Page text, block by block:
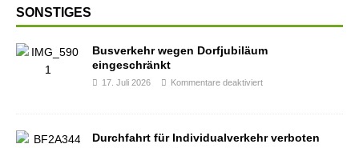
SONSTIGES
Busverkehr wegen Dorfjubiläum
eingeschränkt
17. Juli 2026 Kommentare deaktiviert
Durchfahrt für Individualverkehr verboten